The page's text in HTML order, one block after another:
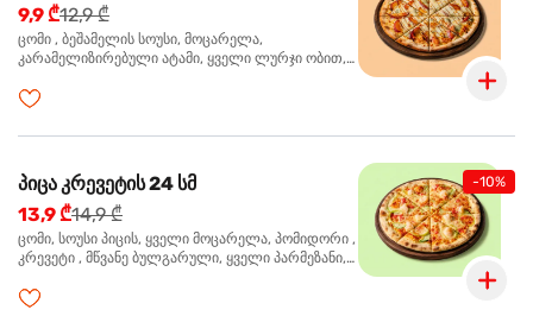
9,9 ₾12,9 ₾
ცომი , ბეშამელის სოუსი, მოცარელა,
კარამელიზირებული ატამი, ყველი ლურჯი ობით,
-10%
პიცა კრევეტის 24 სმ
13,9 ₾14,9 ₾
ცომი, სოუსი პიცის, ყველი მოცარელა, პომიდორი ,
კრევეტი , მწვანე ბულგარული, ყველი პარმეზანი,